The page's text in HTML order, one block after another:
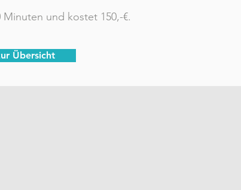
und kostet 150,-€.​
Übersicht